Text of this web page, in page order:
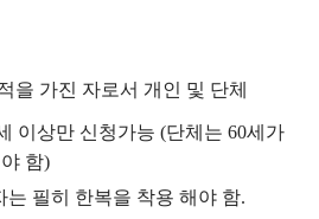
을 가진 자로서 개인 및 단체
이상만 신청가능 (단체는 60세가
함)
는 필히 한복을 착용 해야 함.